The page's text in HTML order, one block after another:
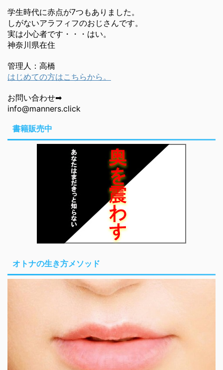
学生時代に赤点が7つもありました。
しがないアラフィフのおじさんです。
実は小心者です・・・はい。
神奈川県在住
管理人：高橋
はじめての方はこちらから。
お問い合わせ➡
info@manners.click
書籍販売中
オトナの生き方メソッド